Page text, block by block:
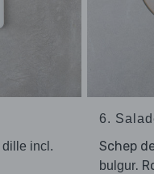
dille incl.
6.
Schep
bulgur.